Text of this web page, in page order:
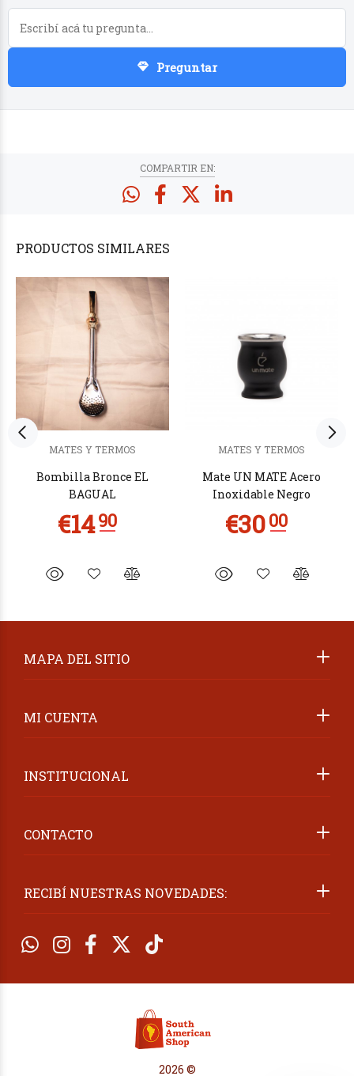
Preguntar
COMPARTIR EN:
PRODUCTOS SIMILARES
MATES Y TERMOS
Bombilla Bronce EL
BAGUAL
MATES Y TERMOS
Mate UN MATE Acero
Inoxidable Negro
RECIBÍ NUESTRAS NOVEDADES:
MAPA DEL SITIO
MI CUENTA
INSTITUCIONAL
CONTACTO
2026 ©